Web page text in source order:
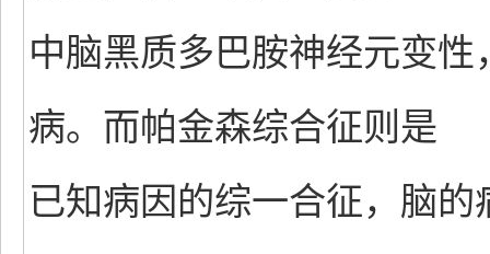
中脑黑质多巴胺神经元变
病。而帕金森综合征则是
已知病因的综一合征，脑